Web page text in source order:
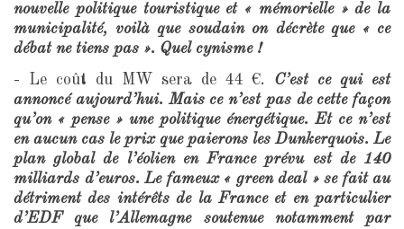
nouvelle politique touristique et « mémorielle » de la
municipalité, voilà que soudain on décrète que « ce
débat ne tiens pas ». Quel cynisme !
- Le coût du MW sera de 44 €. C’est ce qui est
annoncé aujourd’hui. Mais ce n’est pas de cette façon
qu’on « pense » une politique énergétique. Et ce n’est
en aucun cas le prix que paierons les Dunkerquois. Le
plan global de l’éolien en France prévu est de 140
milliards d’euros. Le fameux « green deal » se fait au
détriment des intérêts de la France et en particulier
d’EDF que l’Allemagne soutenue notamment par